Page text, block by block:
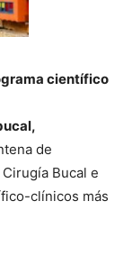
científico
de
Bucal e
clínicos más